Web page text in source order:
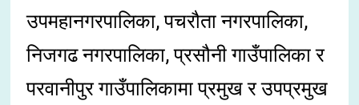
उपमहानगरपालिका, पचरौता नगरपालिका,
निजगढ नगरपालिका, प्रसौनी गाउँपालिका र
परवानीपुर गाउँपालिकामा प्रमुख र उपप्रमुख